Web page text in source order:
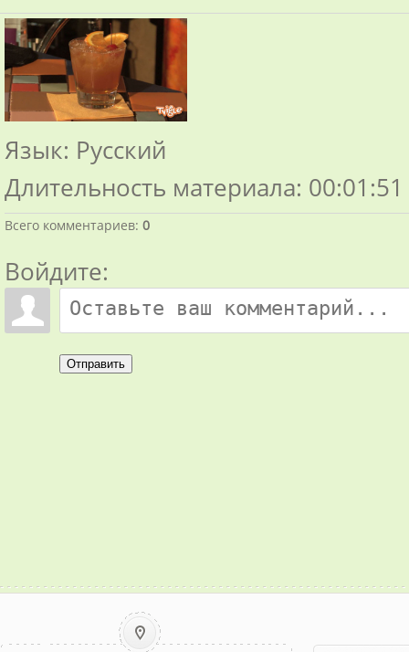
Язык: Русский
Длительность материала: 00:01:51
Всего комментариев: 0
Войдите:
Отправить